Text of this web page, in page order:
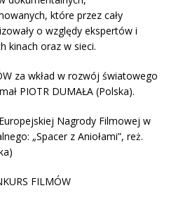
które przez cały
o względy ekspertów i
kinach oraz w sieci.
za wkład w rozwój światowego
PIOTR DUMAŁA (Polska).
Nagrody Filmowej w
„Spacer z Aniołami”, reż.
FILMÓW